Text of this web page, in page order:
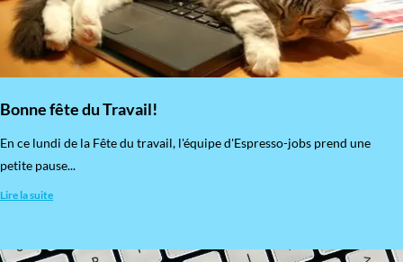
Bonne fête du Travail!
En ce lundi de la Fête du travail, l'équipe d'Espresso-jobs prend une
petite pause...
Lire la suite